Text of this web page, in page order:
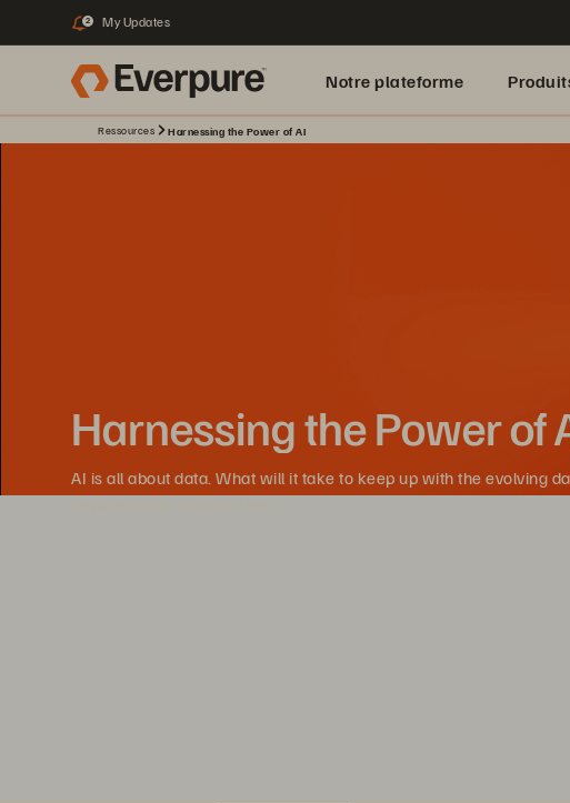
2 My Updates
Notre plateforme
Ressources Harnessing the Power of AI
Harnessing the Power of
AI is all about data. What will it take to keep up with the evolving